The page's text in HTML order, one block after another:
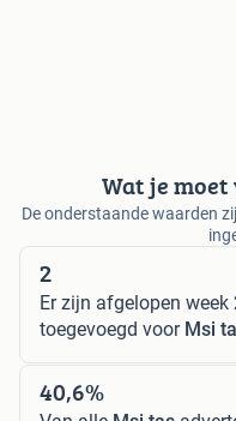
Wat je
De onderstaande waarden
2
Er zijn afgelopen week
toegevoegd voor Msi
40,6%